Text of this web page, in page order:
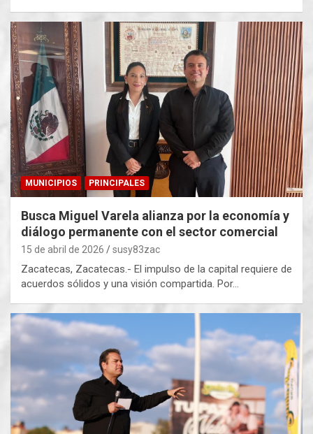
MUNICIPIOS PRINCIPALES
Busca Miguel Varela alianza por la economía y
diálogo permanente con el sector comercial
15 de abril de 2026 susy83zac
Zacatecas, Zacatecas.- El impulso de la capital requiere de
acuerdos sólidos y una visión compartida. Por…